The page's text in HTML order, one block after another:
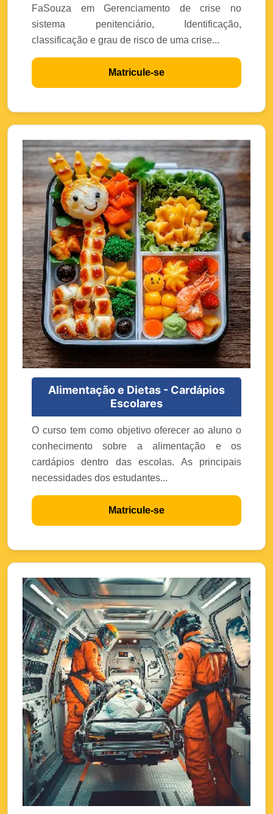
FaSouza em Gerenciamento de crise no
sistema penitenciário, Identificação,
classificação e grau de risco de uma crise...
Matricule-se
Alimentação e Dietas - Cardápios
Escolares
O curso tem como objetivo oferecer ao aluno o
conhecimento sobre a alimentação e os
cardápios dentro das escolas. As principais
necessidades dos estudantes...
Matricule-se